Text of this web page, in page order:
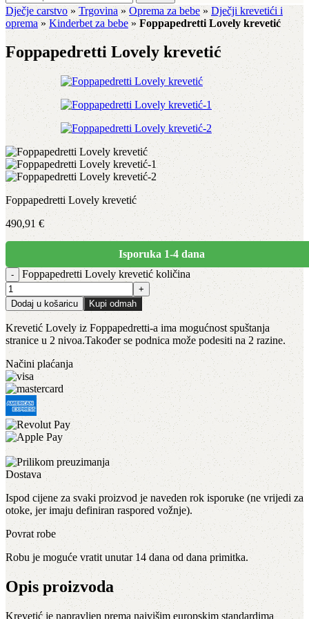
Dječje carstvo»Trgovina» Oprema za bebe»Dječji krevetići i
oprema»Kinderbet za bebe» Foppapedretti Lovely krevetić
Foppapedretti Lovely krevetić
Foppapedretti Lovely krevetić
490,91€
Isporuka 1-4 dana
Foppapedretti Lovely krevetić količina
Dodaj u košaricu Kupi odmah
Krevetić Lovely iz Foppapedretti-a ima mogućnost spuštanja
stranice u 2 nivoa.Također se podnica može podesiti na 2 razine.
Načini plaćanja
Dostava
Ispod cijene za svaki proizvod je naveden rok isporuke (ne vrijedi za
otoke, jer imaju definiran raspored vožnje).
Povrat robe
Robu je moguće vratit unutar 14 dana od dana primitka.
Opis proizvoda
Krevetić je napravljen prema najvišim europskim standardima